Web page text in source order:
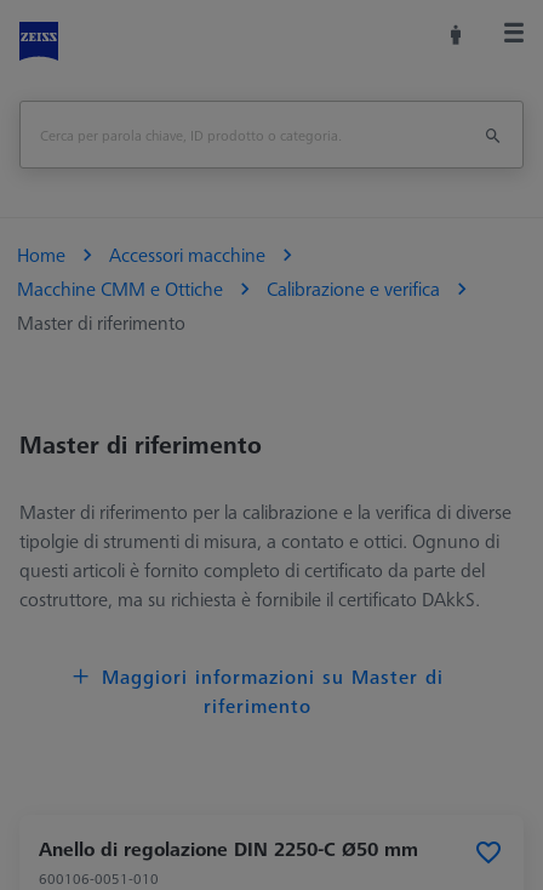
Home
Accessori macchine
Macchine CMM e Ottiche
Calibrazione e verifica
Master di riferimento
Master di riferimento
Master di riferimento per la calibrazione e la verifica di diverse
tipolgie di strumenti di misura, a contato e ottici. Ognuno di
questi articoli è fornito completo di certificato da parte del
costruttore, ma su richiesta è fornibile il certificato DAkkS.
Maggiori informazioni su Master di
riferimento
Anello di regolazione DIN 2250-C Ø50 mm
600106-0051-010